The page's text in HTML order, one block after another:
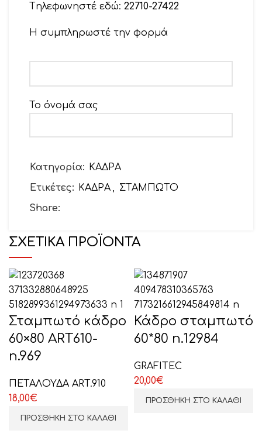
Tηλεφωνηστέ εδώ: 22710-27422
Η συμπληρωστέ την φορμά
Το όνομά σας
Θέμα
Το μήνυμά σας (προαιρετικό)
Κατηγορία: ΚΑΔΡΑ
Ετικέτες: ΚΑΔΡΑ , ΣΤΑΜΠΩΤΟ
Share:
ΣΧΕΤΙΚΆ ΠΡΟΪΌΝΤΑ
Σταμπωτό κάδρο
60×80 ART610-
n.969
ΠΕΤΑΛΟΥΔΑ ART.910
18,00€
ΠΡΟΣΘΉΚΗ ΣΤΟ ΚΑΛΆΘΙ
Κάδρο σταμπωτό
60*80 n.12984
GRAFITEC
20,00€
ΠΡΟΣΘΉΚΗ ΣΤΟ ΚΑΛΆΘΙ